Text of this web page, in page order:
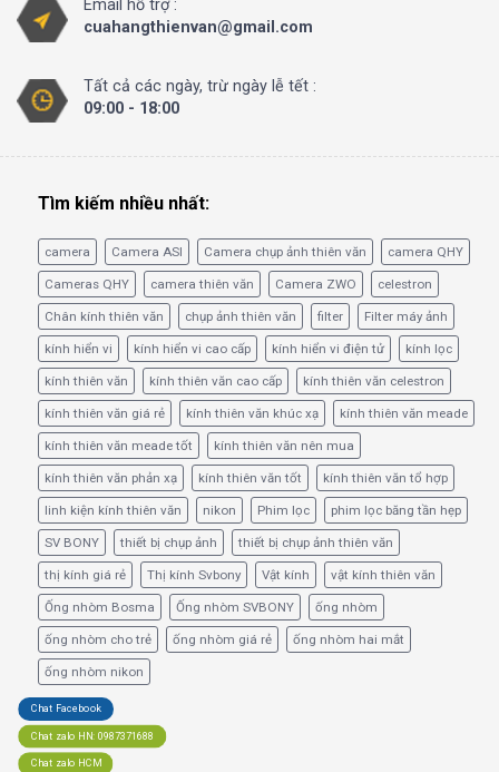
Email hỗ trợ :
cuahangthienvan@gmail.com
Tất cả các ngày, trừ ngày lễ tết :
09:00 - 18:00
Tìm kiếm nhiều nhất:
camera Camera ASI Camera chụp ảnh thiên văn camera QHY
Cameras QHY camera thiên văn Camera ZWO celestron
Chân kính thiên văn chụp ảnh thiên văn filter Filter máy ảnh
kính hiển vi kính hiển vi cao cấp kính hiển vi điện tử kính lọc
kính thiên văn kính thiên văn cao cấp kính thiên văn celestron
kính thiên văn giá rẻ kính thiên văn khúc xạ kính thiên văn meade
kính thiên văn meade tốt kính thiên văn nên mua
kính thiên văn phản xạ kính thiên văn tốt kính thiên văn tổ hợp
linh kiện kính thiên văn nikon Phim lọc phim lọc băng tần hẹp
SV BONY thiết bị chụp ảnh thiết bị chụp ảnh thiên văn
thị kính giá rẻ Thị kính Svbony Vật kính vật kính thiên văn
Ống nhòm Bosma Ống nhòm SVBONY ống nhòm
ống nhòm cho trẻ ống nhòm giá rẻ ống nhòm hai mắt
ống nhòm nikon
Chat Facebook
Chat zalo HN: 0987371688
Chat zalo HCM